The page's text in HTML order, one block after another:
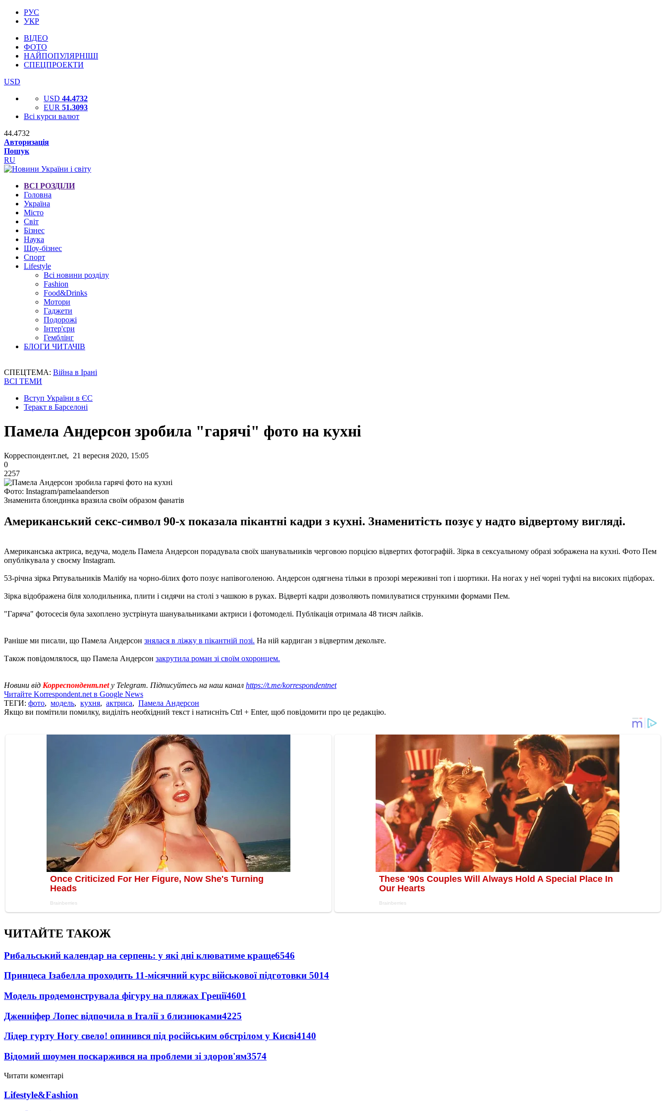
РУС
УКР
ВІДЕО
ФОТО
НАЙПОПУЛЯРНІШІ
СПЕЦПРОЕКТИ
USD
USD 44.4732
EUR 51.3093
Всі курси валют
44.4732
Авторизація
Пошук
RU
ВСІ РОЗДІЛИ
Головна
Україна
Місто
Світ
Бізнес
Наука
Шоу-бізнес
Спорт
Lifestyle
Всі новини розділу
Fashion
Food&Drinks
Мотори
Гаджети
Подорожі
Інтер'єри
Гемблінг
БЛОГИ ЧИТАЧІВ
СПЕЦТЕМА: Війна в Ірані
ВСІ ТЕМИ
Вступ України в ЄС
Теракт в Барселоні
Памела Андерсон зробила "гарячі" фото на кухні
Корреспондент.net, 21 вересня 2020, 15:05
0
2257
Фото: Instagram/pamelaanderson
Знаменита блондинка вразила своїм образом фанатів
Американський секс-символ 90-х показала пікантні кадри з кухні. Знаменитість позує у надто відвертому вигляді.
Американська актриса, ведуча, модель Памела Андерсон порадувала своїх шанувальників черговою порцією відвертих фотографій. Зірка в сексуальному образі зображена на кухні. Фото Пем
опублікувала у своєму Instagram.
53-річна зірка Рятувальників Малібу на чорно-білих фото позує напівоголеною. Андерсон одягнена тільки в прозорі мереживні топ і шортики. На ногах у неї чорні туфлі на високих підборах.
Зірка відображена біля холодильника, плити і сидячи на столі з чашкою в руках. Відверті кадри дозволяють помилуватися стрункими формами Пем.
"Гаряча" фотосесія була захоплено зустрінута шанувальниками актриси і фотомоделі. Публікація отримала 48 тисяч лайків.
Раніше ми писали, що Памела Андерсон знялася в ліжку в пікантній позі. На ній кардиган з відвертим декольте.
Також повідомлялося, що Памела Андерсон закрутила роман зі своїм охоронцем.
Новини від Корреспондент.netу Telegram. Підписуйтесь на наш канал https://t.me/korrespondentnet
Читайте Korrespondent.net в Google News
ТЕГИ: фото, модель, кухня, актриса, Памела Андерсон
Якщо ви помітили помилку, виділіть необхідний текст і натисніть Ctrl + Enter, щоб повідомити про це редакцію.
ЧИТАЙТЕ ТАКОЖ
Рибальський календар на серпень: у які дні клюватиме краще6546
Принцеса Ізабелла проходить 11-місячний курс військової підготовки 5014
Модель продемонструвала фігуру на пляжах Греції4601
Дженніфер Лопес відпочила в Італії з близнюками4225
Лідер гурту Ногу свело! опинився під російським обстрілом у Києві4140
Відомий шоумен поскаржився на проблеми зі здоров'ям3574
Читати коментарі
Lifestyle&Fashion